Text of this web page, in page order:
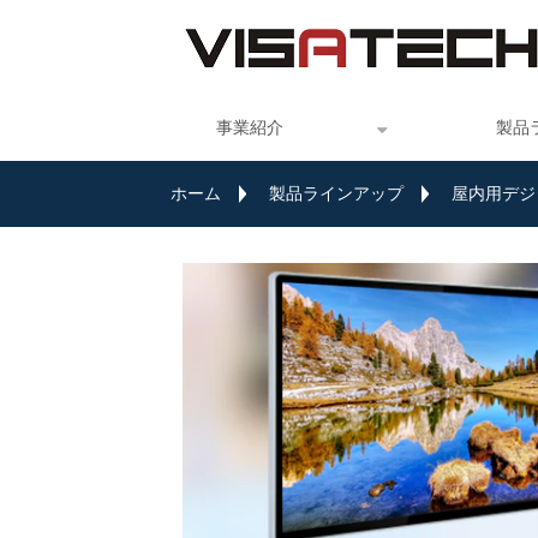
事業紹介 製品
ホーム 製品ラインアップ 屋内用デ